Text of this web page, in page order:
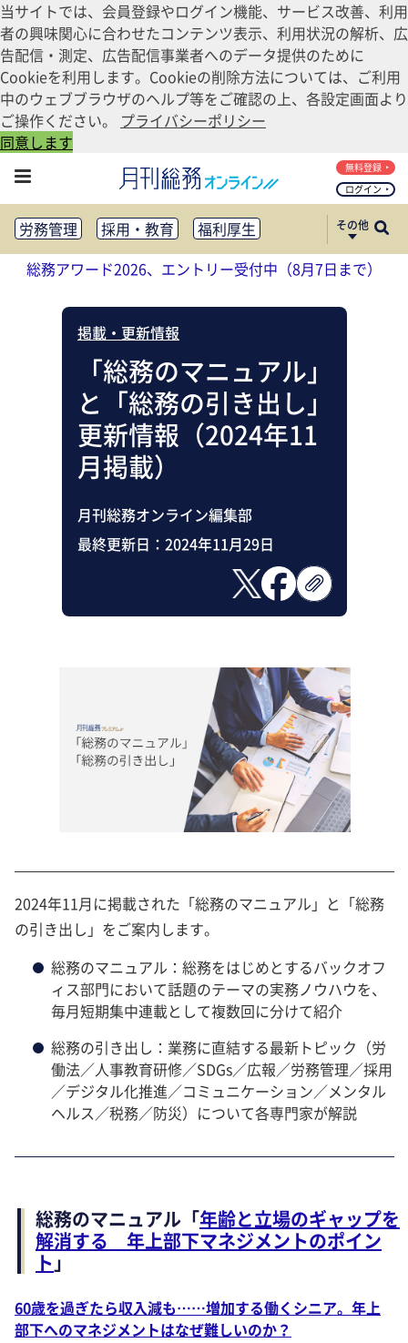
当サイトでは、会員登録やログイン機能、サービス改善、利用
者の興味関心に合わせたコンテンツ表示、利用状況の解析、広
告配信・測定、広告配信事業者へのデータ提供のために
Cookieを利用します。Cookieの削除方法については、ご利用
中のウェブブラウザのヘルプ等をご確認の上、各設定画面より
ご操作ください。 プライバシーポリシー
同意します
ログイン
無料登録
労務管理 採用・教育
福利厚生
健康経営
働き方改革
法務・コンプライアンス
リスクマネジメント・BCP
社外・社内広報
社外・社内コミュニケーション活性化
FM・オフィス移転
CSR・SDGs
テクノロジー活用・DX
助成金・補助金・コスト削減
アウトソーシング・BPO
調査・レポート
その他
総務アワード2026、エントリー受付中（8月7日まで）
掲載・更新情報
「総務のマニュアル」
と「総務の引き出し」
更新情報（2024年11
月掲載）
月刊総務オンライン編集部
最終更新日： 2024年11月29日
2024年11月に掲載された「総務のマニュアル」と「総務
の引き出し」をご案内します。
総務のマニュアル：総務をはじめとするバックオフ
ィス部門において話題のテーマの実務ノウハウを、
毎月短期集中連載として複数回に分けて紹介
総務の引き出し：業務に直結する最新トピック（労
働法／人事教育研修／SDGs／広報／労務管理／採用
／デジタル化推進／コミュニケーション／メンタル
ヘルス／税務／防災）について各専門家が解説
総務のマニュアル「年齢と立場のギャップを
解消する 年上部下マネジメントのポイン
ト」
60歳を過ぎたら収入減も……増加する働くシニア。年上
部下へのマネジメントはなぜ難しいのか？